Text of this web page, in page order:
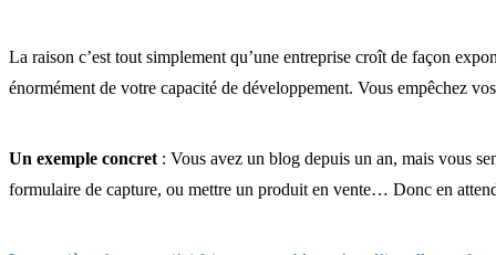
La raison c’est tout simplement qu’une entreprise croît de façon
énormément de votre capacité de développement. Vous empêchez
Un exemple concret: Vous avez un blog depuis un an, mais vous
formulaire de capture, ou mettre un produit en vente… Donc en